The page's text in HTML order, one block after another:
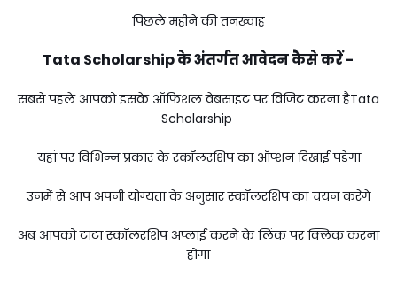
पिछले महीने की तनख्वाह
Tata Scholarship के अंतर्गत आवेदन कैसे करें -
सबसे पहले आपको इसके ऑफिशल वेबसाइट पर विजिट करना हैTata
Scholarship
यहां पर विभिन्न प्रकार के स्कॉलरशिप का ऑप्शन दिखाई पड़ेगा
उनमें से आप अपनी योग्यता के अनुसार स्कॉलरशिप का चयन करेंगे
अब आपको टाटा स्कॉलरशिप अप्लाई करने के लिंक पर क्लिक करना
होगा